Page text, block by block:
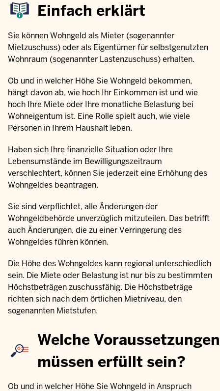
Einfach erklärt
Sie können Wohngeld als Mieter (sogenannter
Mietzuschuss) oder als Eigentümer für selbstgenutzten
Wohnraum (sogenannter Lastenzuschuss) erhalten.
Ob und in welcher Höhe Sie Wohngeld bekommen,
hängt davon ab, wie hoch Ihr Einkommen ist und wie
hoch Ihre Miete oder Ihre monatliche Belastung bei
Wohneigentum ist. Eine Rolle spielt auch, wie viele
Personen in Ihrem Haushalt leben.
Haben sich Ihre finanzielle Situation oder Ihre
Lebensumstände im Bewilligungszeitraum
verschlechtert, können Sie jederzeit eine Erhöhung des
Wohngeldes beantragen.
Sie sind verpflichtet, alle Änderungen der
Wohngeldbehörde unverzüglich mitzuteilen. Das betrifft
auch Änderungen, die zu einer Verringerung des
Wohngeldes führen können.
Die Höhe des Wohngeldes kann regional unterschiedlich
sein. Die Miete oder Belastung ist nur bis zu bestimmten
Höchstbeträgen zuschussfähig. Die Höchstbeträge
richten sich nach dem örtlichen Mietniveau, den
sogenannten Mietstufen.
Welche Voraussetzungen
müssen erfüllt sein?
Ob und in welcher Höhe Sie Wohngeld in Anspruch